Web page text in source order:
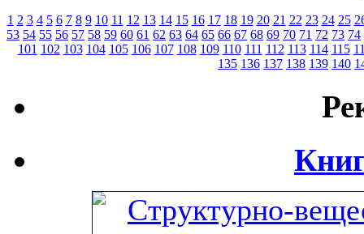
1 2 3 4 5 6 7 8 9 10 11 12 13 14 15 16 17 18 19 20 21 22 23 24 25
53 54 55 56 57 58 59 60 61 62 63 64 65 66 67 68 69 70 71 72 73 74
101 102 103 104 105 106 107 108 109 110 111 112 113 114 115
135 136 137 138 139 140